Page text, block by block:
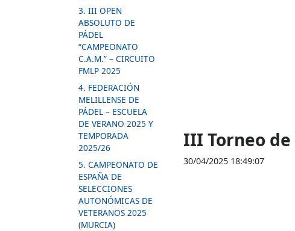
3. III OPEN
ABSOLUTO DE
PÁDEL
“CAMPEONATO
C.A.M.” – CIRCUITO
FMLP 2025
4. FEDERACIÓN
MELILLENSE DE
PÁDEL – ESCUELA
DE VERANO 2025 Y
TEMPORADA
2025/26
5. CAMPEONATO DE
ESPAÑA DE
SELECCIONES
AUTONÓMICAS DE
VETERANOS 2025
(MURCIA)
III Torneo de
30/04/2025 18:49:07